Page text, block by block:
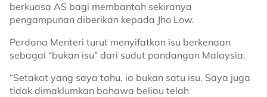
berkuasa AS bagi membantah sekiranya
pengampunan diberikan kepada Jho Low.
Perdana Menteri turut menyifatkan isu berkenaan
sebagai “bukan isu” dari sudut pandangan Malaysia.
“Setakat yang saya tahu, ia bukan satu isu. Saya juga
tidak dimaklumkan bahawa beliau telah